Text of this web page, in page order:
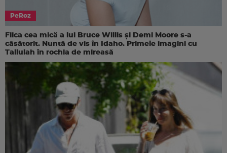
PeRoz
Fiica cea mică a lui Bruce Willis și Demi Moore s-a
căsătorit. Nuntă de vis în Idaho. Primele imagini cu
Tallulah în rochia de mireasă